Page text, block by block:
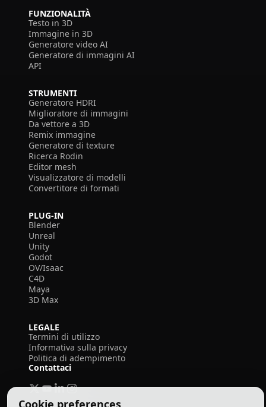
Cookie preferences
FUNZIONALITÀ
Testo in 3D
Immagine in 3D
Generatore video AI
Generatore di immagini AI
API
STRUMENTI
Generatore HDRI
Miglioratore di immagini
Da vettore a 3D
Remix immagine
Generatore di texture
Ricerca Rodin
Editor mesh
Visualizzatore di modelli
Convertitore di formati
PLUG-IN
Blender
Unreal
Unity
Godot
OV/Isaac
C4D
Maya
3D Max
LEGALE
Termini di utilizzo
Informativa sulla privacy
Politica di adempimento
Contattaci